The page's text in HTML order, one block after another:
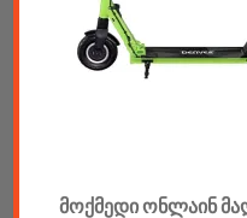
აუდიო & ვიდეო
ელემენტები
მოქმედი ონლაინ